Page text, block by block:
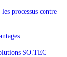
processus contre
SO.TEC